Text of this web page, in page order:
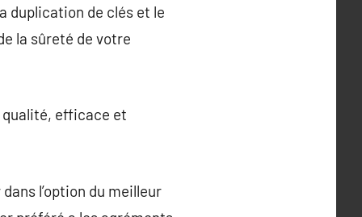
duplication de clés et le
la sûreté de votre
qualité, efficace et
l’option du meilleur